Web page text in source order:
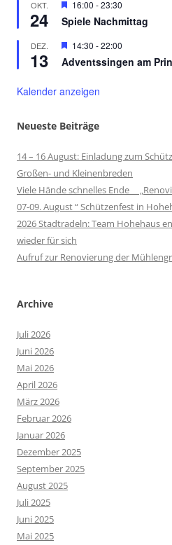
OKT.
24
Hervorgehoben
16:00 -23:30
Spiele Nachmittag
DEZ.
13
Hervorgehoben
14:30 -22:00
Adventssingen am
Kalender anzeigen
Neueste Beiträge
14 – 16 August: Einladung zum
Großen- und Kleinenbreden
Viele Hände schnelles Ende
07-09. August “ Schützenfest in
2026 Stadtradeln: Team Hohehaus
wieder für sich
Aufruf zur Renovierung der
Archive
Juli 2026
Juni 2026
Mai 2026
April 2026
März 2026
Februar 2026
Januar 2026
Dezember 2025
September 2025
August 2025
Juli 2025
Juni 2025
Mai 2025